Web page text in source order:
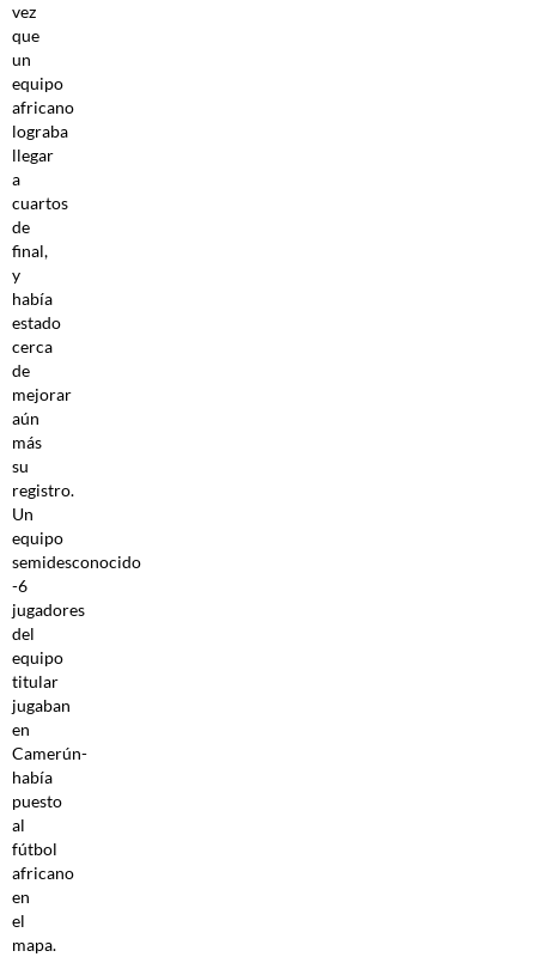
vez
que
un
equipo
africano
lograba
llegar
a
cuartos
de
final,
y
había
estado
cerca
de
mejorar
aún
más
su
registro.
Un
equipo
semidesconocido
-6
jugadores
del
equipo
titular
jugaban
en
Camerún-
había
puesto
al
fútbol
africano
en
el
mapa.